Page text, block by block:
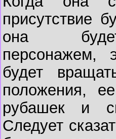
присутствие
она
персонажем,
будет
положения,
рубашек и
Следует